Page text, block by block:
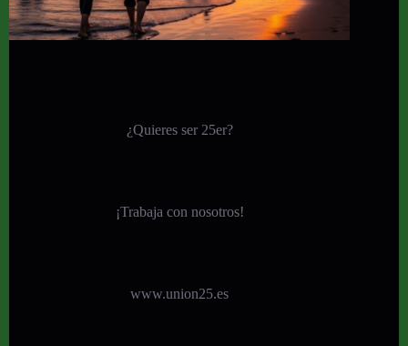
¿Quieres ser 25er?
¡Trabaja con nosotros!
www.union25.es